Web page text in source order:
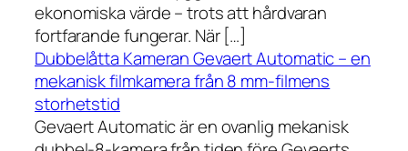
ekonomiska värde – trots att hårdvaran
fortfarande fungerar. När […]
Dubbelåtta Kameran Gevaert Automatic – en
mekanisk filmkamera från 8 mm-filmens
storhetstid
Gevaert Automatic är en ovanlig mekanisk